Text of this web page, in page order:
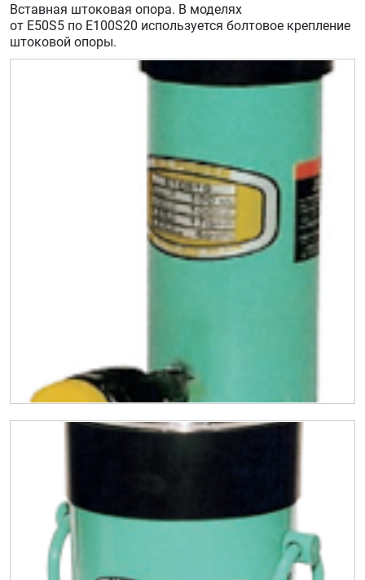
Вставная штоковая опора. В моделях
от E50S5 по E100S20 используется болтовое крепление
штоковой опоры.